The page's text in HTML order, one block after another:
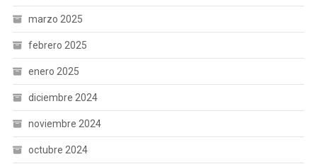
marzo 2025
febrero 2025
enero 2025
diciembre 2024
noviembre 2024
octubre 2024